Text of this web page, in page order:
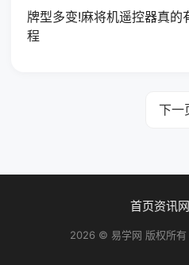
牌型多变!麻将机遥控器真的
程
下一
首页资讯
2026 © 易学网 版权所